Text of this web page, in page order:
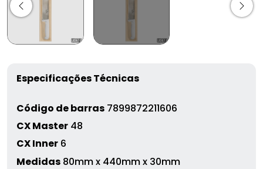
Especificações Técnicas
Código de barras 7899872211606
CX Master 48
CX Inner 6
Medidas 80mm x 440mm x 30mm